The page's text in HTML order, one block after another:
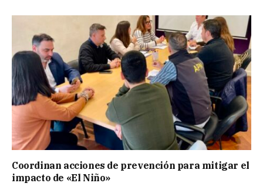
Coordinan acciones de prevención para mitigar el
impacto de «El Niño»